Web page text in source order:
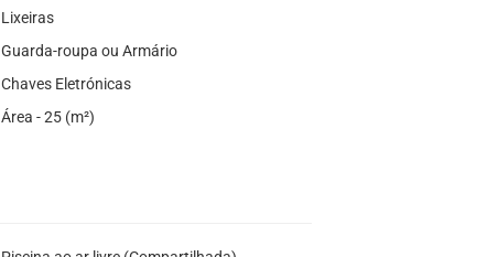
Lixeiras
Guarda-roupa ou Armário
Chaves Eletrónicas
Área - 25 (m²)